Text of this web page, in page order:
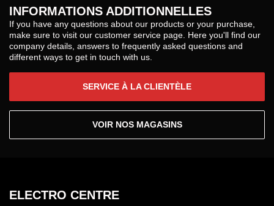
INFORMATIONS ADDITIONNELLES
If you have any questions about our products or your purchase,
make sure to visit our customer service page. Here you'll find our
company details, answers to frequently asked questions and
different ways to get in touch with us.
SERVICE À LA CLIENTÈLE
VOIR NOS MAGASINS
ELECTRO CENTRE